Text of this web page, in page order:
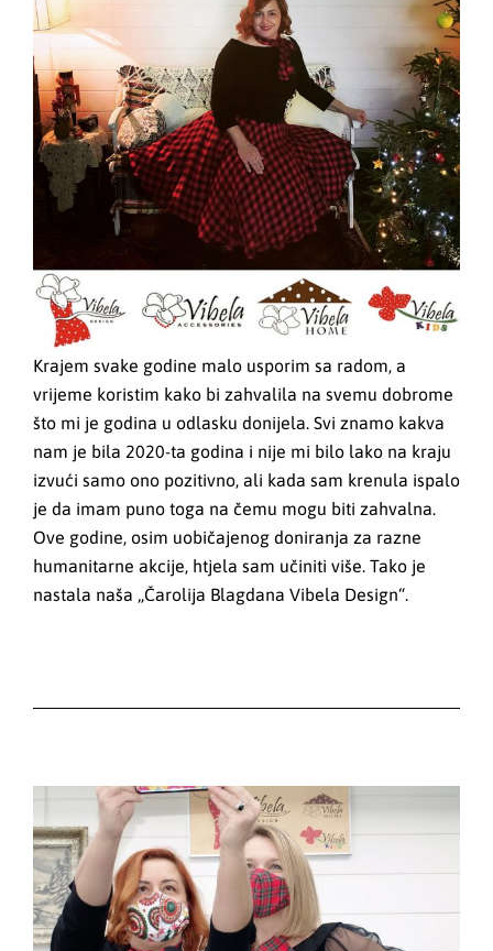
Krajem svake godine malo usporim sa radom, a
vrijeme koristim kako bi zahvalila na svemu dobrome
što mi je godina u odlasku donijela. Svi znamo kakva
nam je bila 2020-ta godina i nije mi bilo lako na kraju
izvući samo ono pozitivno, ali kada sam krenula ispalo
je da imam puno toga na čemu mogu biti zahvalna.
Ove godine, osim uobičajenog doniranja za razne
humanitarne akcije, htjela sam učiniti više. Tako je
nastala naša „Čarolija Blagdana Vibela Design“.